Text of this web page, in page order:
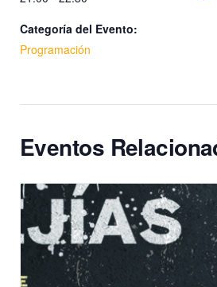
Categoría del Evento:
Programación
Eventos